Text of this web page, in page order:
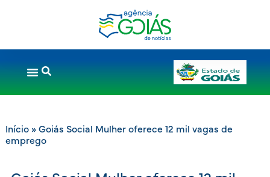
Início» Goiás Social Mulher oferece 12 mil vagas de
emprego